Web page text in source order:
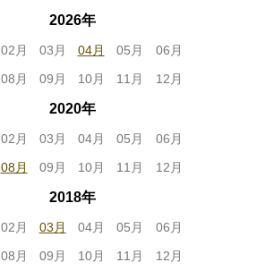
2026年
02月 03月 04月 05月
06月
08月 09月 10月 11月 12月
2020年
02月 03月 04月 05月
06月
08月 09月 10月 11月 12月
2018年
02月 03月 04月 05月
06月
08月 09月 10月 11月 12月